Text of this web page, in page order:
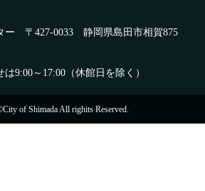
ー 〒427-0033 静岡県島田市相賀875
9:00～17:00（休館日を除く）
of Shimada All righits Reserved.